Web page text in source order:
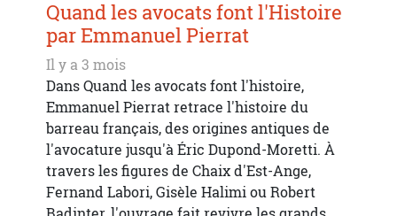
Quand les avocats font l'Histoire
par Emmanuel Pierrat
Il y a 3 mois
Dans Quand les avocats font l'histoire,
Emmanuel Pierrat retrace l'histoire du
barreau français, des origines antiques de
l'avocature jusqu'à Éric Dupond-Moretti. À
travers les figures de Chaix d'Est-Ange,
Fernand Labori, Gisèle Halimi ou Robert